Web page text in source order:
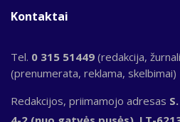
Kontaktai
Tel. 0 315 51449 (redakcija,
(prenumerata, reklama, skelbimai)
Redakcijos, priimamojo adresas